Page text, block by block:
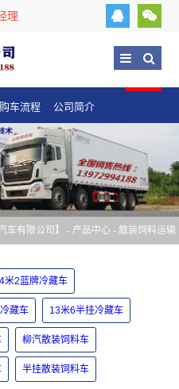
理
购车流程 公司简介
车有限公司】 - 产品中心 - 散装饲料运输
4米2蓝牌冷藏车
藏车 13米6半挂冷藏车
柳汽散装饲料车
半挂散装饲料车